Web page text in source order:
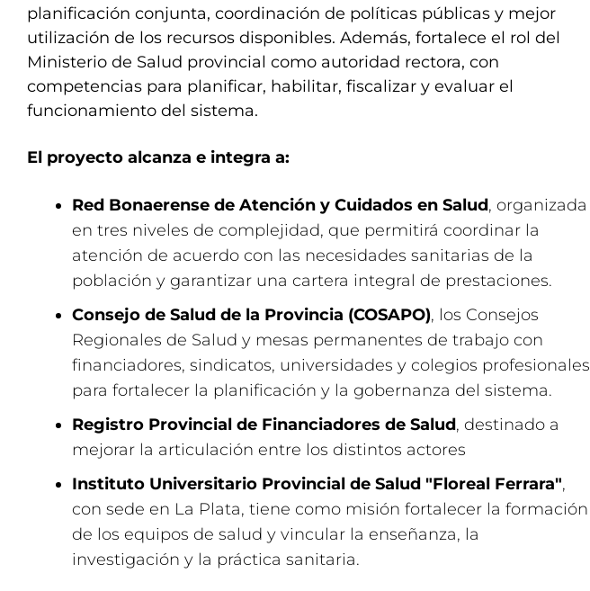
planificación conjunta, coordinación de políticas públicas y mejor
utilización de los recursos disponibles. Además, fortalece el rol del
Ministerio de Salud provincial como autoridad rectora, con
competencias para planificar, habilitar, fiscalizar y evaluar el
funcionamiento del sistema.
El proyecto alcanza e integra a:
Red Bonaerense de Atención y Cuidados en Salud, organizada
en tres niveles de complejidad, que permitirá coordinar la
atención de acuerdo con las necesidades sanitarias de la
población y garantizar una cartera integral de prestaciones.
Consejo de Salud de la Provincia (COSAPO), los Consejos
Regionales de Salud y mesas permanentes de trabajo con
financiadores, sindicatos, universidades y colegios profesionales
para fortalecer la planificación y la gobernanza del sistema.
Registro Provincial de Financiadores de Salud, destinado a
mejorar la articulación entre los distintos actores
Instituto Universitario Provincial de Salud "Floreal Ferrara",
con sede en La Plata, tiene como misión fortalecer la formación
de los equipos de salud y vincular la enseñanza, la
investigación y la práctica sanitaria.